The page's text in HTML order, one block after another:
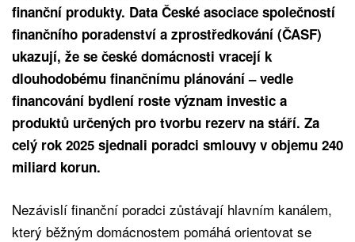
finanční produkty. Data České asociace společností
finančního poradenství a zprostředkování (ČASF)
ukazují, že se české domácnosti vracejí k
dlouhodobému finančnímu plánování – vedle
financování bydlení roste význam investic a
produktů určených pro tvorbu rezerv na stáří. Za
celý rok 2025 sjednali poradci smlouvy v objemu 240
miliard korun.
Nezávislí finanční poradci zůstávají hlavním kanálem,
který běžným domácnostem pomáhá orientovat se